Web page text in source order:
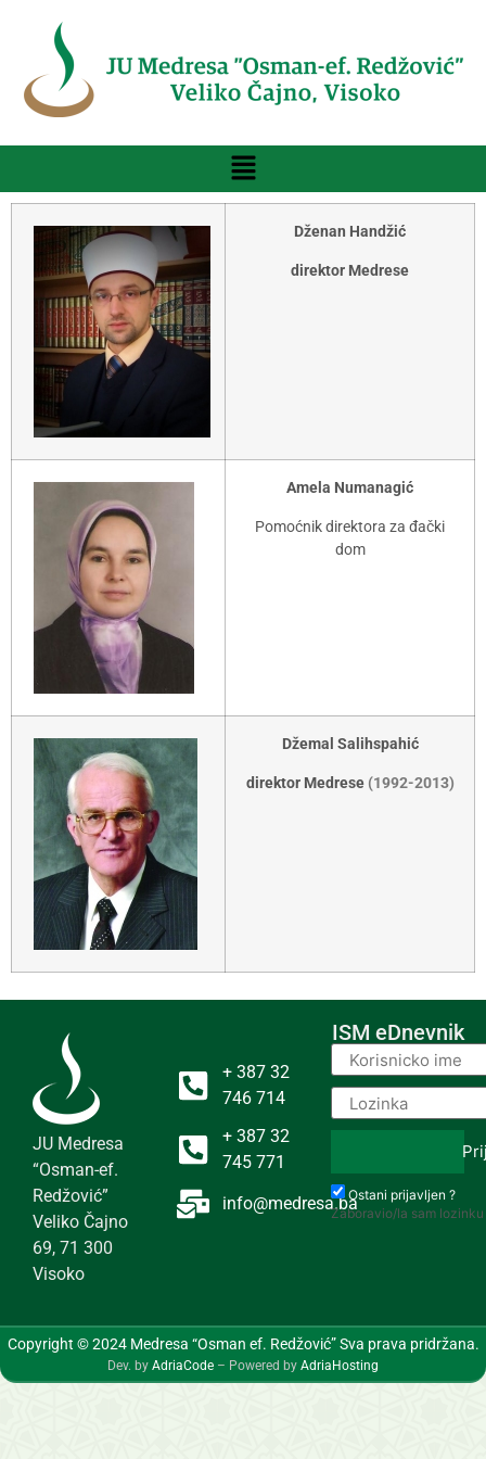
Dženan Handžić
direktor Medrese
Amela Numanagić
Pomoćnik direktora za đački
dom
Džemal Salihspahić
direktor Medrese(1992-2013)
JU Medresa
“Osman-ef.
Redžović”
Veliko Čajno
69, 71 300
Visoko
+ 387 32
746 714
+ 387 32
745 771
info@medresa.ba
ISM eDnevnik
Ostani prijavljen ?
Zaboravio/la sam lozinku
Copyright © 2024 Medresa “Osman ef. Redžović” Sva prava pridržana.
Dev. by AdriaCode – Powered by AdriaHosting